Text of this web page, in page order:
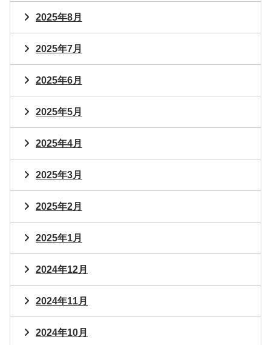
2025年8月
2025年7月
2025年6月
2025年5月
2025年4月
2025年3月
2025年2月
2025年1月
2024年12月
2024年11月
2024年10月